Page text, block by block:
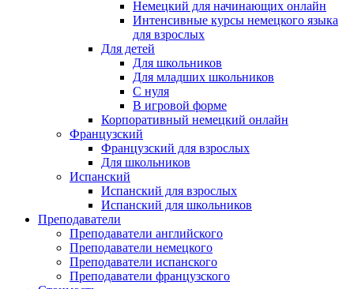
Немецкий для начинающих онлайн
Интенсивные курсы немецкого языка
для взрослых
Для детей
Для школьников
Для младших школьников
С нуля
В игровой форме
Корпоративный немецкий онлайн
Французский
Французский для взрослых
Для школьников
Испанский
Испанский для взрослых
Испанский для школьников
Преподаватели
Преподаватели английского
Преподаватели немецкого
Преподаватели испанского
Преподаватели французского